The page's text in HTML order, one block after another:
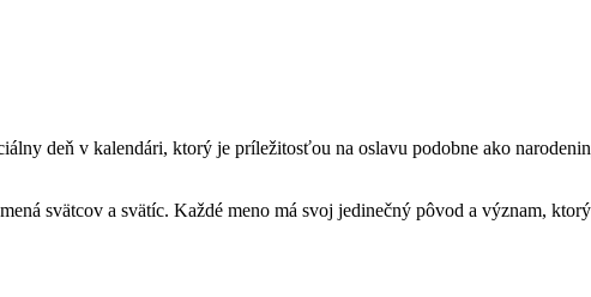
deň v kalendári, ktorý je príležitosťou na oslavu podobne ako
svätcov a svätíc. Každé meno má svoj jedinečný pôvod a význam,